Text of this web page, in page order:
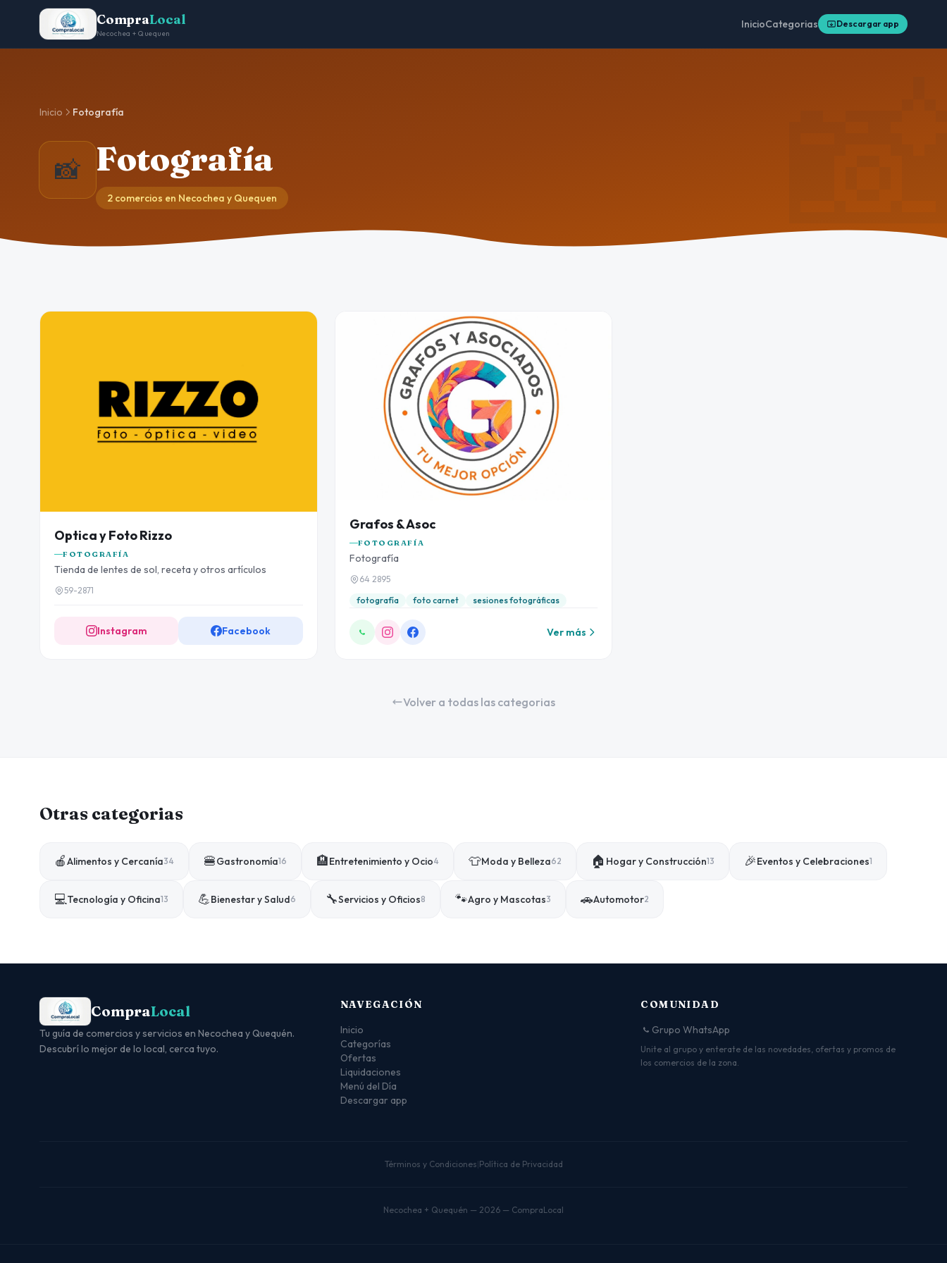
CompraLocal
Necochea + Quequen
InicioCategorias Descargar app
Inicio Fotografía
📸 Fotografía
2 comercios en Necochea y Quequen
Optica y Foto Rizzo
FOTOGRAFÍA
Tienda de lentes de sol, receta y otros artículos
59-2871
Instagram Facebook
Grafos & Asoc
FOTOGRAFÍA
Fotografía
64 2895
fotografía
foto carnet sesiones fotográficas
Ver más
Volver a todas las categorias
Otras categorias
🍎Alimentos y Cercanía34 🍔Gastronomía16 🏨Entretenimiento y Ocio4 👕Moda y Belleza62 🏠 Hogar y Construcción13 🎉Eventos y Celebraciones1
💻Tecnología y Oficina13 💪Bienestar y Salud6 🔧Servicios y Oficios8 🐾Agro y Mascotas3 🚗Automotor2
CompraLocal
Tu guía de comercios y servicios en Necochea y Quequén.
Descubrí lo mejor de lo local, cerca tuyo.
NAVEGACIÓN
Inicio
Categorías
Ofertas
Liquidaciones
Menú del Día
Descargar app
COMUNIDAD
Grupo WhatsApp
Unite al grupo y enterate de las novedades, ofertas y promos de
los comercios de la zona.
Términos y Condiciones|Política de Privacidad
Necochea + Quequén — 2026 — CompraLocal